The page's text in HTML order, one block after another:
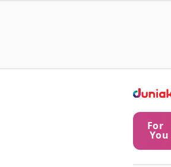
For
You